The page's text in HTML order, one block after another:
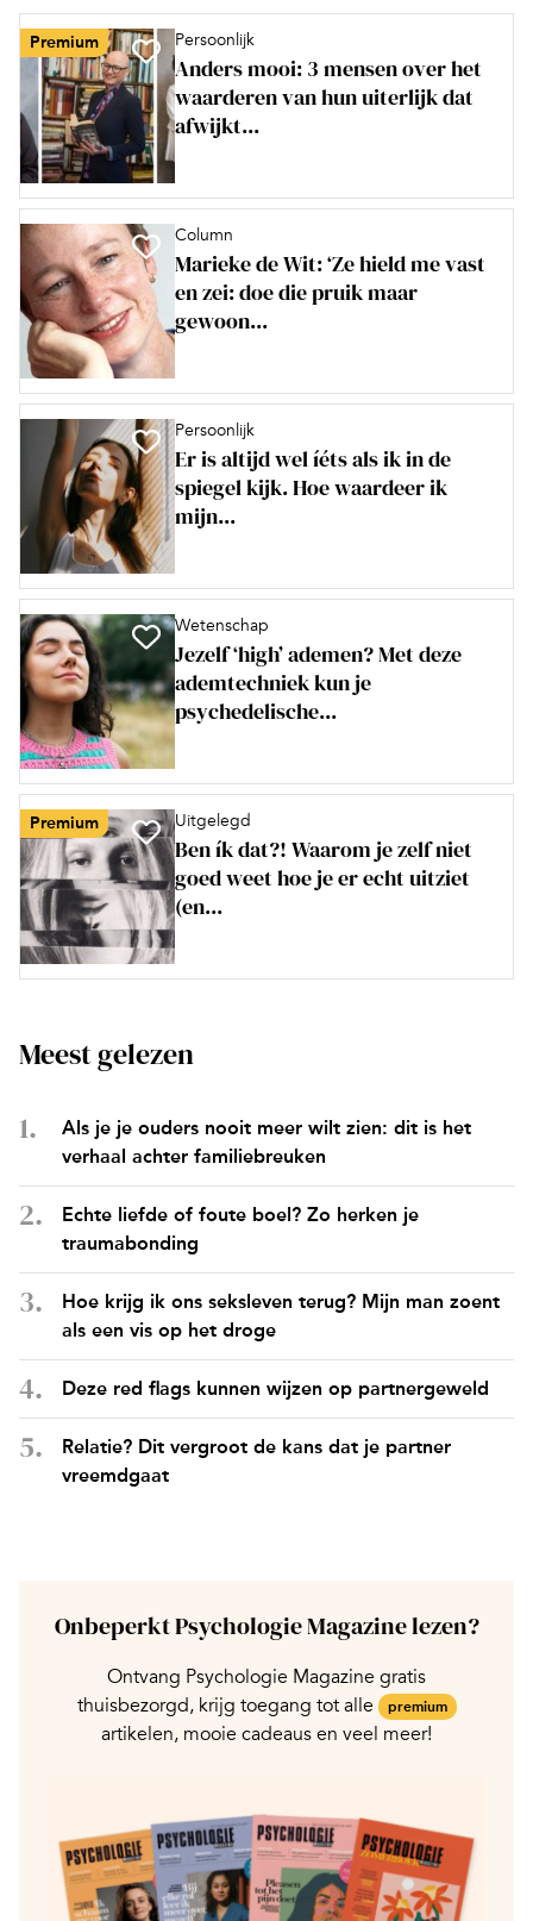
Premium Persoonlijk
Anders mooi: 3 mensen over het
waarderen van hun uiterlijk dat
afwijkt...
Column
Marieke de Wit: ‘Ze hield me vast
en zei: doe die pruik maar
gewoon...
Persoonlijk
Er is altijd wel íéts als ik in de
spiegel kijk. Hoe waardeer ik
mijn...
Wetenschap
Jezelf ‘high’ ademen? Met deze
ademtechniek kun je
psychedelische...
Premium Uitgelegd
Ben ík dat?! Waarom je zelf niet
goed weet hoe je er echt uitziet
(en...
Meest gelezen
Als je je ouders nooit meer wilt zien: dit is het
verhaal achter familiebreuken
Echte liefde of foute boel? Zo herken je
traumabonding
Hoe krijg ik ons seksleven terug? Mijn man zoent
als een vis op het droge
Deze red flags kunnen wijzen op partnergeweld
Relatie? Dit vergroot de kans dat je partner
vreemdgaat
Onbeperkt Psychologie Magazine lezen?
Ontvang Psychologie Magazine gratis
thuisbezorgd, krijg toegang tot alle
premium
artikelen, mooie cadeaus en veel meer!